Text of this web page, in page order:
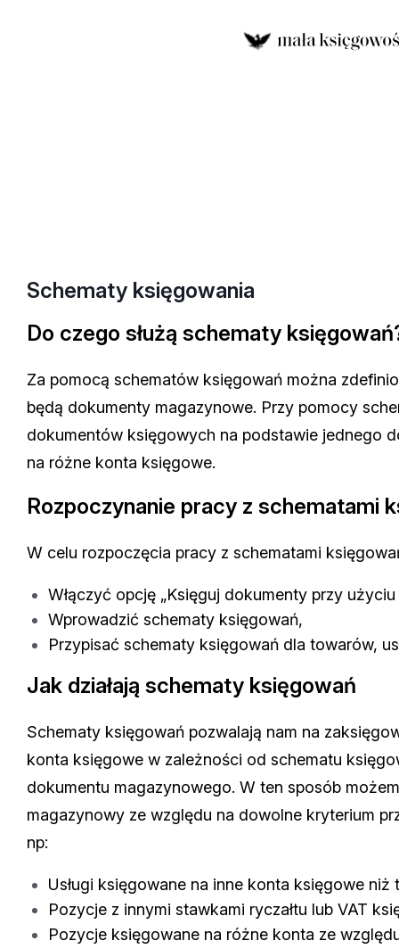
Schematy księgowania
Do czego służą schematy
Za pomocą schematów księgowań można
będą dokumenty magazynowe. Przy pomocy
dokumentów księgowych na podstawie jednego
na różne konta księgowe.
Rozpoczynanie pracy z schematami
W celu rozpoczęcia pracy z schematami
Włączyć opcję „Księguj dokumenty przy
Wprowadzić schematy księgowań,
Przypisać schematy księgowań dla towarów,
Jak działają schematy księgowań
Schematy księgowań pozwalają nam na
konta księgowe w zależności od schematu
dokumentu magazynowego. W ten sposób
magazynowy ze względu na dowolne kryterium
np:
Usługi księgowane na inne konta księgowe niż
Pozycje z innymi stawkami ryczałtu lub VAT
Pozycje księgowane na różne konta ze